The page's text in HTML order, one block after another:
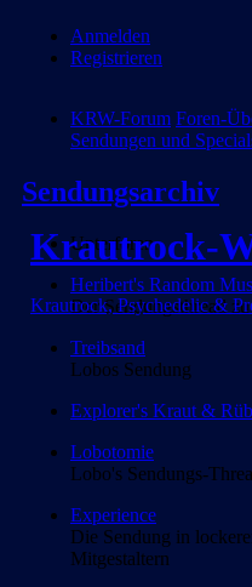
Anmelden
Registrieren
Krautrock-
Krautrock, Psychedelic &
KRW-Forum Foren-
Sendungen und
Sendungsarchiv
Unterforen
Heribert's Random
Der Sendungsthread
Treibsand
Lobos Sendung
Explorer's Kraut &
Lobotomie
Lobo's Sendungs-
Experience
Die Sendung in
Mitgestaltern